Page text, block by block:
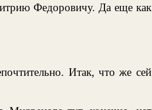
Федоровичу. Да еще как
Итак, что же сей